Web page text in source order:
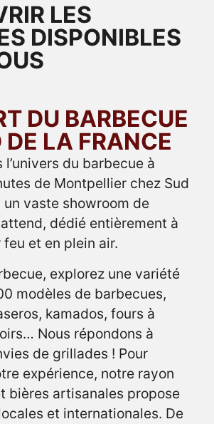
LES
DISPONIBLES
DU BARBECUE
DE LA FRANCE
l’univers du barbecue à
de Montpellier chez Sud
un vaste showroom de
dédié entièrement à
et en plein air.
explorez une variété
modèles de barbecues,
kamados, fours à
Nous répondons à
de grillades ! Pour
expérience, notre rayon
bières artisanales propose
et internationales. De